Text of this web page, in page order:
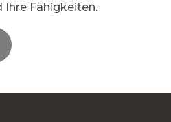
Fähigkeiten.
AN OFFENEN S